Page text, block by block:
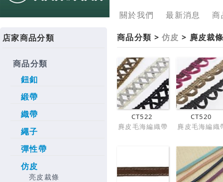
關於我們 最新消息 商
店家商品分類
商品分類
鈕釦
緞帶
織帶
繩子
彈性帶
仿皮
亮皮裁條
商品分類 >仿皮 > 麂皮裁
CT522
麂皮毛海編織帶
CT520
麂皮毛海編織